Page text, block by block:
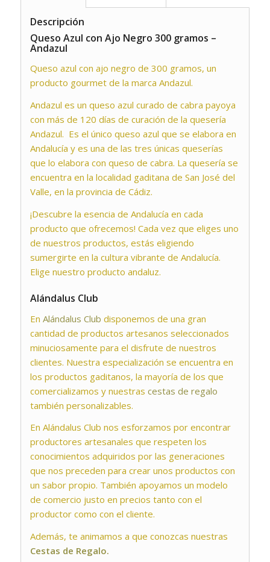
Descripción
Queso Azul con Ajo Negro 300 gramos –
Andazul
Queso azul con ajo negro de 300 gramos, un
producto gourmet de la marca Andazul.
Andazul es un queso azul curado de cabra payoya
con más de 120 días de curación de la quesería
Andazul. Es el único queso azul que se elabora en
Andalucía y es una de las tres únicas queserías
que lo elabora con queso de cabra. La quesería se
encuentra en la localidad gaditana de San José del
Valle, en la provincia de Cádiz.
¡Descubre la esencia de Andalucía en cada
producto que ofrecemos! Cada vez que eliges uno
de nuestros productos, estás eligiendo
sumergirte en la cultura vibrante de Andalucía.
Elige nuestro producto andaluz.
Alándalus Club
En Alándalus Club disponemos de una gran
cantidad de productos artesanos seleccionados
minuciosamente para el disfrute de nuestros
clientes. Nuestra especialización se encuentra en
los productos gaditanos, la mayoría de los que
comercializamos y nuestras cestas de regalo
también personalizables.
En Alándalus Club nos esforzamos por encontrar
productores artesanales que respeten los
conocimientos adquiridos por las generaciones
que nos preceden para crear unos productos con
un sabor propio. También apoyamos un modelo
de comercio justo en precios tanto con el
productor como con el cliente.
Además, te animamos a que conozcas nuestras
Cestas de Regalo.